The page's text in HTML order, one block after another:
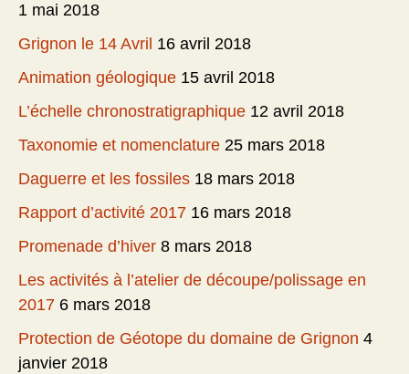
1 mai 2018
Grignon le 14 Avril 16 avril 2018
Animation géologique 15 avril 2018
L’échelle chronostratigraphique 12 avril 2018
Taxonomie et nomenclature 25 mars 2018
Daguerre et les fossiles 18 mars 2018
Rapport d’activité 2017 16 mars 2018
Promenade d’hiver 8 mars 2018
Les activités à l’atelier de découpe/polissage en
2017 6 mars 2018
Protection de Géotope du domaine de Grignon 4
janvier 2018